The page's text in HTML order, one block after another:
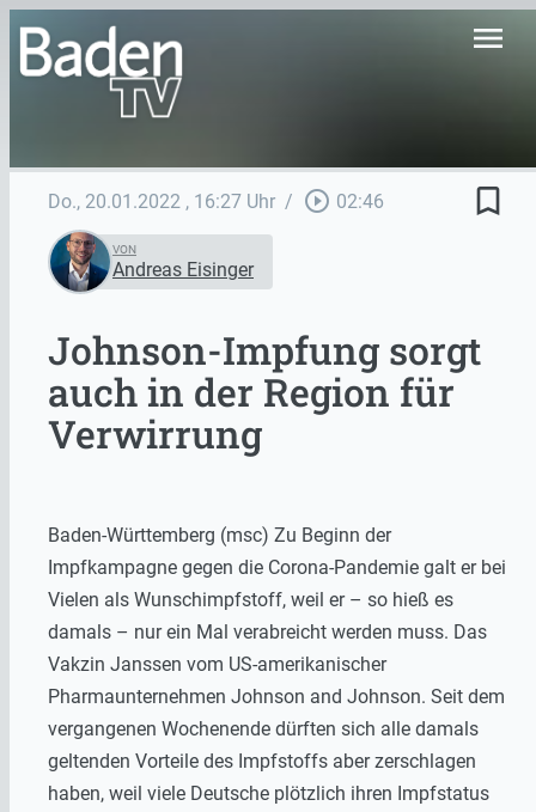
menu
Do., 20.01.2022 , 16:27 Uhr / play_circle_outline 02:46 bookmark_border
VON
Andreas Eisinger
Johnson-Impfung sorgt
auch in der Region für
Verwirrung
Baden-Württemberg (msc) Zu Beginn der
Impfkampagne gegen die Corona-Pandemie galt er bei
Vielen als Wunschimpfstoff, weil er – so hieß es
damals – nur ein Mal verabreicht werden muss. Das
Vakzin Janssen vom US-amerikanischer
Pharmaunternehmen Johnson and Johnson. Seit dem
vergangenen Wochenende dürften sich alle damals
geltenden Vorteile des Impfstoffs aber zerschlagen
haben, weil viele Deutsche plötzlich ihren Impfstatus